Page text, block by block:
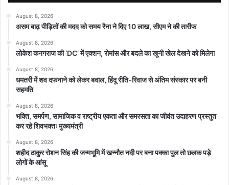
August 8, 2026
असम बाढ़ पीड़ितों की मदद को समय रैना ने दिए 10 लाख, सीएम ने की तारीफ
August 8, 2026
लोकेश कनगराज की ‘DC’ में एक्शन, रोमांस और बदले का खूनी खेल देखने को मिलेगा
August 8, 2026
धमतरी में शव दफनाने को लेकर बवाल, हिंदू रीति-रिवाज से अंतिम संस्कार पर बनी
सहमति
August 8, 2026
भक्ति, समर्पण, सामाजिक व राष्ट्रीय एकता और समरसता का जीवंत उदाहरण प्रस्तुत
कर रहे शिवभक्तः मुख्यमंत्री
August 8, 2026
शहीद ठाकुर रोशन सिंह की जन्मभूमि में खन्नौत नदी पर बना पक्का पुल तो छलक पड़े
लोगों के आंसू
August 8, 2026